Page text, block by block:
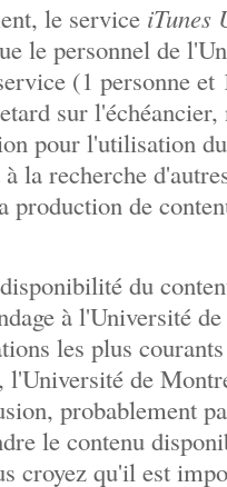
le service iTunes
le personnel de
(1 personne
sur
pour l'utilisation
la recherche
production de
du
à l'Université
les plus
de
probablement
le contenu
croyez qu'il est